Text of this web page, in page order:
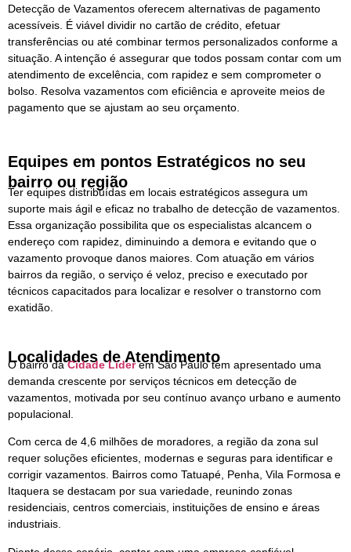
Detecção de Vazamentos oferecem alternativas de pagamento
acessíveis. É viável dividir no cartão de crédito, efetuar
transferências ou até combinar termos personalizados conforme a
situação. A intenção é assegurar que todos possam contar com um
atendimento de excelência, com rapidez e sem comprometer o
bolso. Resolva vazamentos com eficiência e aproveite meios de
pagamento que se ajustam ao seu orçamento.
Equipes em pontos Estratégicos no seu
bairro ou região
Ter equipes distribuídas em locais estratégicos assegura um
suporte mais ágil e eficaz no trabalho de detecção de vazamentos.
Essa organização possibilita que os especialistas alcancem o
endereço com rapidez, diminuindo a demora e evitando que o
vazamento provoque danos maiores. Com atuação em vários
bairros da região, o serviço é veloz, preciso e executado por
técnicos capacitados para localizar e resolver o transtorno com
exatidão.
Localidades de Atendimento
O bairro daCidade Liderem São Paulo tem apresentado uma
demanda crescente por serviços técnicos em detecção de
vazamentos, motivada por seu contínuo avanço urbano e aumento
populacional.
Com cerca de 4,6 milhões de moradores, a região da zona sul
requer soluções eficientes, modernas e seguras para identificar e
corrigir vazamentos. Bairros como Tatuapé, Penha, Vila Formosa e
Itaquera se destacam por sua variedade, reunindo zonas
residenciais, centros comerciais, instituições de ensino e áreas
industriais.